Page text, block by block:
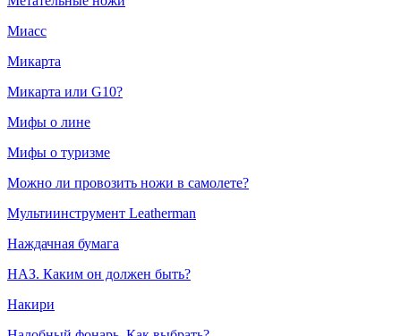
Миасс
Микарта
Микарта или G10?
Мифы о лине
Мифы о туризме
Можно ли провозить ножи в самолете?
Мультиинструмент Leatherman
Наждачная бумага
НАЗ. Каким он должен быть?
Накири